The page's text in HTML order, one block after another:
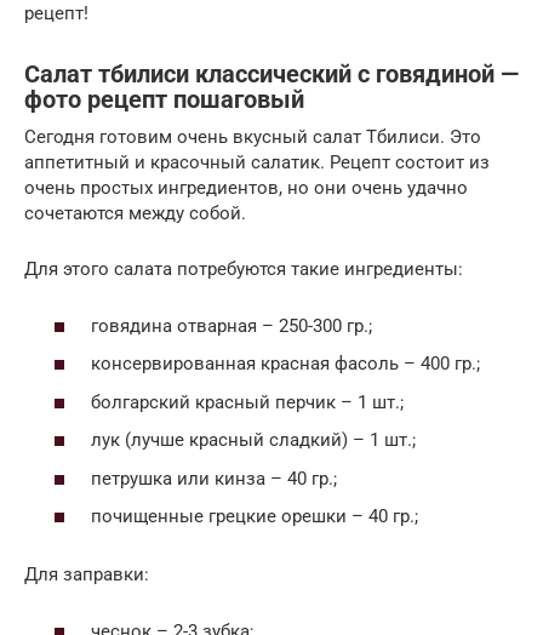
рецепт!
Салат тбилиси классический с говядиной —
фото рецепт пошаговый
Сегодня готовим очень вкусный салат Тбилиси. Это
аппетитный и красочный салатик. Рецепт состоит из
очень простых ингредиентов, но они очень удачно
сочетаются между собой.
Для этого салата потребуются такие ингредиенты:
говядина отварная – 250-300 гр.;
консервированная красная фасоль – 400 гр.;
болгарский красный перчик – 1 шт.;
лук (лучше красный сладкий) – 1 шт.;
петрушка или кинза – 40 гр.;
почищенные грецкие орешки – 40 гр.;
Для заправки: